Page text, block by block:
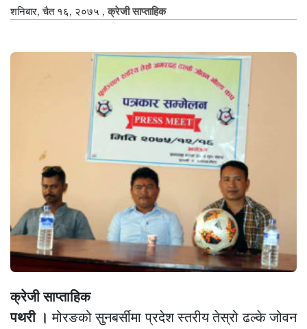
शनिबार, चैत १६, २०७५ ,क्रेजी साप्ताहिक
क्रेजी साप्ताहिक
पथरी । मोरङको सुनबर्सीमा प्रदेश स्तरीय तेस्रो ढल्के जोवन